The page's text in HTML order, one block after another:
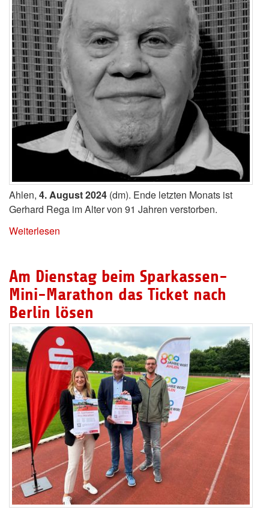
Ahlen, 4. August 2024 (dm). Ende letzten Monats ist
Gerhard Rega im Alter von 91 Jahren verstorben.
Weiterlesen
Am Dienstag beim Sparkassen-
Mini-Marathon das Ticket nach
Berlin lösen